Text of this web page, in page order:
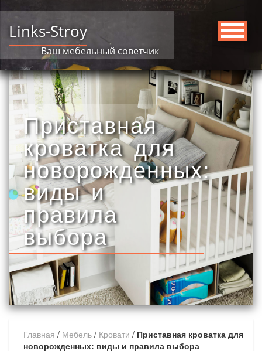
Links-Stroy
Ваш мебельный советчик
Приставная
кроватка для
новорожденных:
виды и
правила
выбора
Главная / Мебель / Кровати / Приставная кроватка для
новорожденных: виды и правила выбора